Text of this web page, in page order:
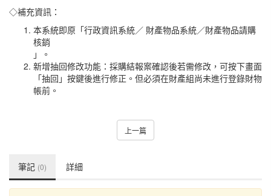
◇補充資訊：
本系統即原「行政資訊系統／ 財產物品系統／財產物品請購
核銷
」。
新增抽回修改功能：採購結報案確認後若需修改，可按下畫面
「抽回」按鍵後進行修正。但必須在財產組尚未進行登錄財物
帳前。
上一篇
筆記 (0) 詳細